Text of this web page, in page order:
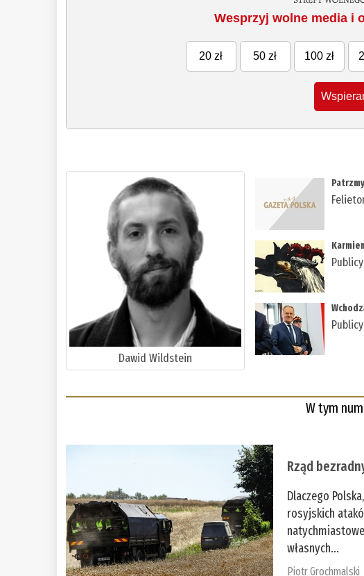
Wesprzyj wolne media i
20 zł 50 zł 100 zł
Dawid Wildstein
W tym
Rząd
Dlaczego
rosyjskich
własnych...
Piotr Grochmalski